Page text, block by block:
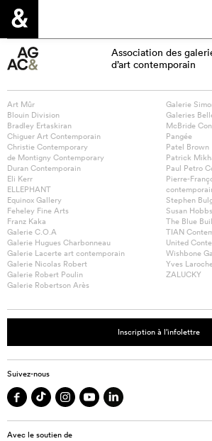
Association des
d’art contemporain
Art Mûr
Blouin Division
Bradley Ertaskiran
Chiguer Art Contemporain
Christie Contemporary
de Montigny Contemporary
Duran Contemporain
Eli Kerr
ELLEPHANT
Equinox Gallery
Feheley Fine Arts
Franz Kaka
Galerie C.O.A
Galerie Hugues Charbonneau
Galerie Lacerte art contemporain
Galerie Nicolas Robert
Galerie Robert Poulin
Galerie Robertson Arès
Galerie
Galeries
McBride
Pangée
Patel Brown
Patrick
Paul Petro
Pierre-
Stephen
Susan
The Blue
TIAN
United
Wishbone
Yves
ZALUCKY
Inscription à l’infolettre
Suivez-nous
Avec le soutien de